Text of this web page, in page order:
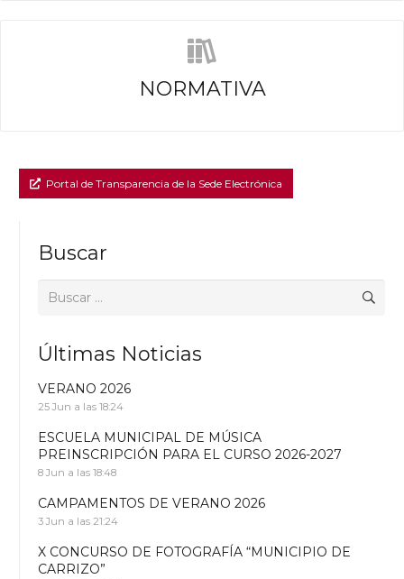
NORMATIVA
Portal de Transparencia de la Sede Electrónica
Buscar
Últimas Noticias
VERANO 2026
25 Jun a las 18:24
ESCUELA MUNICIPAL DE MÚSICA
PREINSCRIPCIÓN PARA EL CURSO 2026-2027
8 Jun a las 18:48
CAMPAMENTOS DE VERANO 2026
3 Jun a las 21:24
X CONCURSO DE FOTOGRAFÍA “MUNICIPIO DE
CARRIZO”